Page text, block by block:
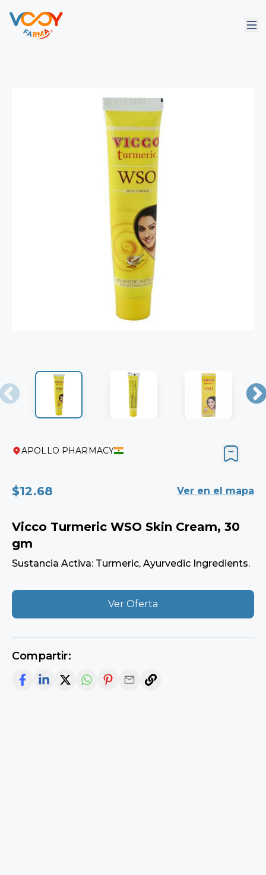
APOLLO PHARMACY
$12.68 Ver en el mapa
Vicco Turmeric WSO Skin Cream, 30
gm
Sustancia Activa: Turmeric, Ayurvedic Ingredients.
Ver Oferta
Compartir: